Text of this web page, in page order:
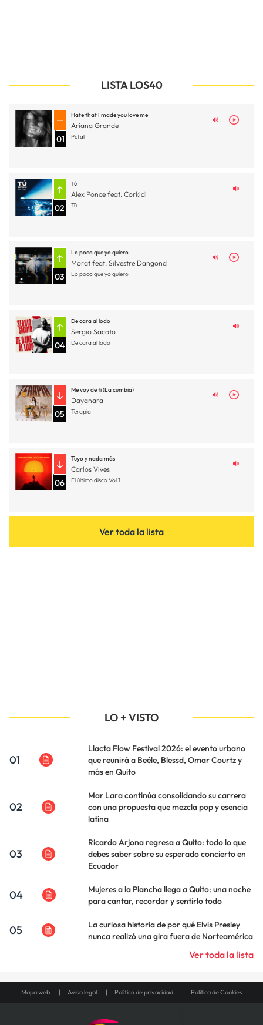
LISTA LOS40
01
Hate that I made you love me
Ariana Grande
Petal
02
Tú
Alex Ponce feat. Corkidi
Tú
03
Lo poco que yo quiero
Morat feat. Silvestre Dangond
Lo poco que yo quiero
04
De cara al lodo
Sergio Sacoto
De cara al lodo
05
Me voy de ti (La cumbia)
Dayanara
Terapia
06
Tuyo y nada más
Carlos Vives
El último disco Vol.1
Ver toda la lista
LO + VISTO
01
Llacta Flow Festival 2026: el evento urbano
que reunirá a Beéle, Blessd, Omar Courtz y
más en Quito
02
Mar Lara continúa consolidando su carrera
con una propuesta que mezcla pop y esencia
latina
03
Ricardo Arjona regresa a Quito: todo lo que
debes saber sobre su esperado concierto en
Ecuador
04
Mujeres a la Plancha llega a Quito: una noche
para cantar, recordar y sentirlo todo
05
La curiosa historia de por qué Elvis Presley
nunca realizó una gira fuera de Norteamérica
Ver toda la lista
Mapa web Aviso legal Política de privacidad Política de Cookies